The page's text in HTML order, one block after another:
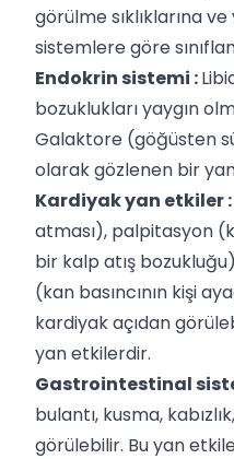
görülme sıklıklarına
sistemlere göre
Endokrin sistemi :
bozuklukları yaygın
Galaktore (göğüsten
olarak gözlenen bir
Kardiyak yan etkiler :
atması), palpitasyon
bir kalp atış
(kan basıncının kişi
kardiyak açıdan
yan etkilerdir.
Gastrointestinal
bulantı, kusma,
görülebilir. Bu yan